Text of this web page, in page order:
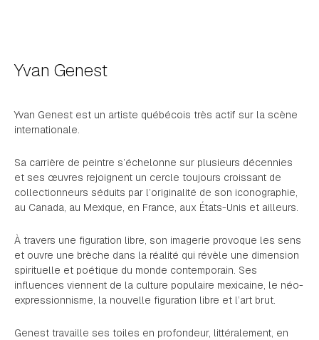
Yvan Genest
Yvan Genest est un artiste québécois très actif sur la scène
internationale.
Sa carrière de peintre s’échelonne sur plusieurs décennies
et ses œuvres rejoignent un cercle toujours croissant de
collectionneurs séduits par l’originalité de son iconographie,
au Canada, au Mexique, en France, aux États-Unis et ailleurs.
À travers une figuration libre, son imagerie provoque les sens
et ouvre une brèche dans la réalité qui révèle une dimension
spirituelle et poétique du monde contemporain. Ses
influences viennent de la culture populaire mexicaine, le néo-
expressionnisme, la nouvelle figuration libre et l’art brut.
Genest travaille ses toiles en profondeur, littéralement, en